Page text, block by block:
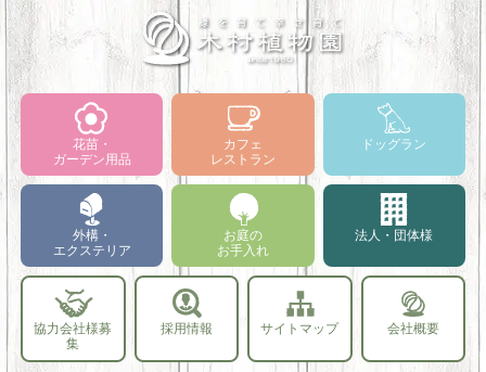
花苗・
ガーデン用品
カフェ
レストラン
ドッグラン
外構・
エクステリア
お庭の
お手入れ
法人・団体様
協力会社様募
集
採用情報 サイトマップ 会社概要